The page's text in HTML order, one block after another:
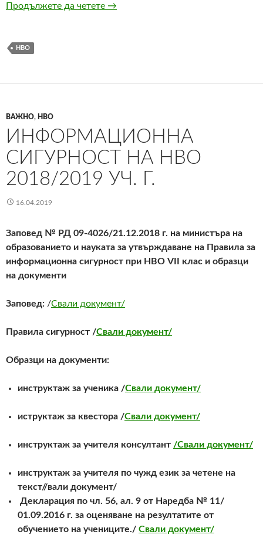
Продължете да четете ИНФОРМАЦИЯ НВО 19-20 г.
→
НВО
ВАЖНО, НВО
ИНФОРМАЦИОННА
СИГУРНОСТ НА НВО
2018/2019 УЧ. Г.
16.04.2019
Заповед № РД 09-4026/21.12.2018 г. на министъра на
образованието и науката за утвърждаване на Правила за
информационна сигурност при НВО VII клас и образци
на документи
Заповед: /Свали документ/
Правила сигурност /Свали документ/
Образци на документи:
инструктаж за ученика /Свали документ/
иструктаж за квестора /Свали документ/
инструктаж за учителя консултант /Свали документ/
инструктаж за учителя по чужд език за четене на
текст//вали документ/
Декларация по чл. 56, ал. 9 от Наредба № 11/
01.09.2016 г. за оценяване на резултатите от
обучението на учениците./ Свали документ/